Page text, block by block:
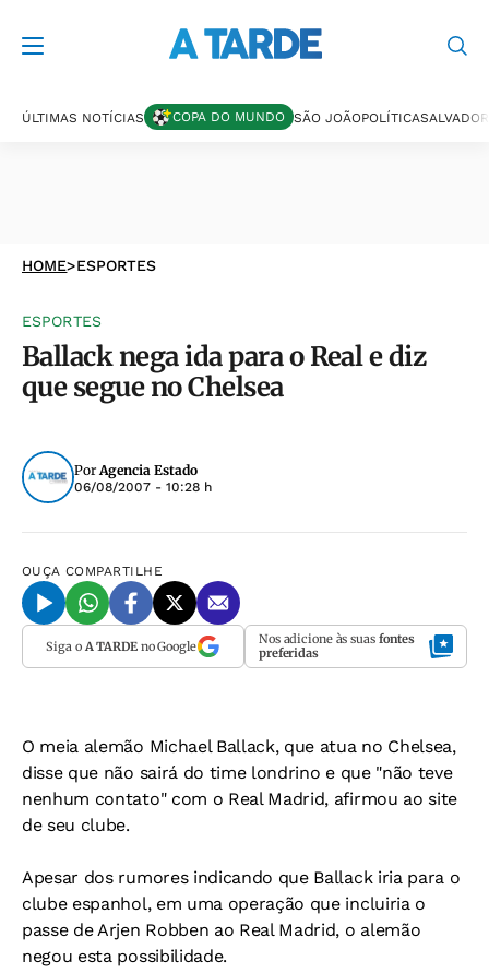
ÚLTIMAS NOTÍCIAS COPA DO MUNDO SÃO JOÃOPOLÍTICASALVADOR
HOME>ESPORTES
ESPORTES
Ballack nega ida para o Real e diz
que segue no Chelsea
PorAgencia Estado
06/08/2007 - 10:28 h
OUÇA COMPARTILHE
Siga o A TARDEno Google Nos adicione às suas fontes
preferidas
O meia alemão Michael Ballack, que atua no Chelsea,
disse que não sairá do time londrino e que "não teve
nenhum contato" com o Real Madrid, afirmou ao site
de seu clube.
Apesar dos rumores indicando que Ballack iria para o
clube espanhol, em uma operação que incluiria o
passe de Arjen Robben ao Real Madrid, o alemão
negou esta possibilidade.